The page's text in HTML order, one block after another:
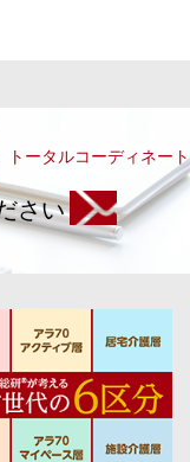
トータルコーディネート
さい